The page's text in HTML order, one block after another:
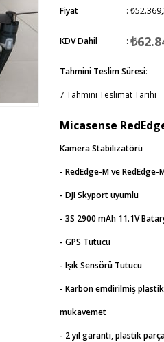
Fiyat :
KDV Dahil :
Tahmini Teslim Süresi:
7 Tahmini Teslimat Tarihi
Micasense
Kamera Stabilizatörü
- RedEdge-M ve
- DJI Skyport uyumlu
- 3S 2900 mAh 11.1V
- GPS Tutucu
- Işık Sensörü Tutucu
- Karbon emdirilmiş
mukavemet
- 2 yıl garanti, plastik